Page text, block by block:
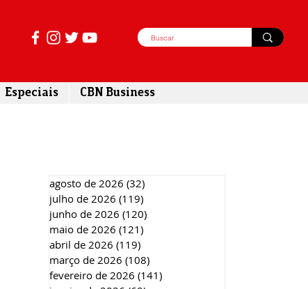
Especiais CBN Business
agosto de 2026 (32)
julho de 2026 (119)
junho de 2026 (120)
maio de 2026 (121)
abril de 2026 (119)
março de 2026 (108)
fevereiro de 2026 (141)